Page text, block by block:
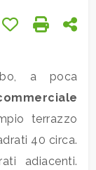
Stampa:
Preferiti: Cod.
a poca
terrazzo
40 circa.
adiacenti.